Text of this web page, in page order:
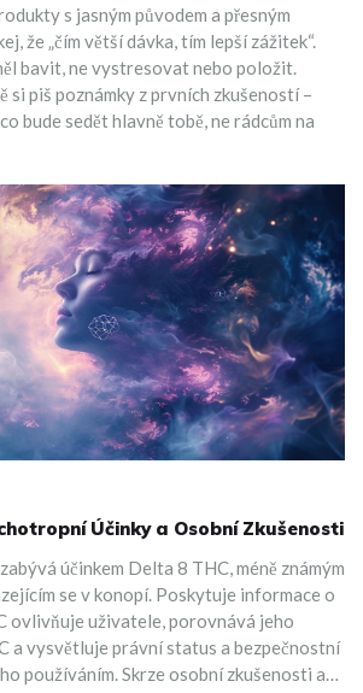
s jasným původem a přesným
že „čím větší dávka, tím lepší zážitek“.
bavit, ne vystresovat nebo položit.
si piš poznámky z prvních zkušeností –
bude sedět hlavně tobě, ne rádcům na
Účinky a Osobní Zkušenosti
účinkem Delta 8 THC, méně známým
se v konopí. Poskytuje informace o
ovlivňuje uživatele, porovnává jeho
a vysvětluje právní status a bezpečnostní
používáním. Skrze osobní zkušenosti a